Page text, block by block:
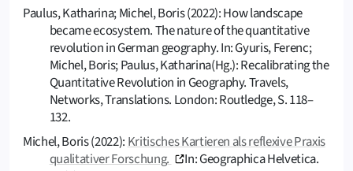
Paulus, Katharina; Michel, Boris (2022): How landscape
became ecosystem. The nature of the quantitative
revolution in German geography. In: Gyuris, Ferenc;
Michel, Boris; Paulus, Katharina(Hg.): Recalibrating the
Quantitative Revolution in Geography. Travels,
Networks, Translations. London: Routledge, S. 118–
132.
Michel, Boris (2022): Kritisches Kartieren als reflexive Praxis
qualitativer Forschung.
In: Geographica Helvetica.